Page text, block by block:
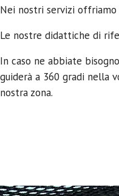
Nei nostri servizi
Le nostre didattiche di
In caso ne abbiate
guiderà a 360 gradi nella
nostra zona.